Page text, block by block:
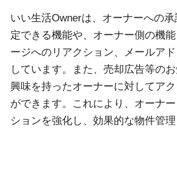
いい生活Ownerは、オーナーへの
定できる機能や、オーナー側の機
ージへのリアクション、メールア
しています。また、売却広告等のお
興味を持ったオーナーに対してア
ができます。これにより、オーナ
ションを強化し、効果的な物件管理